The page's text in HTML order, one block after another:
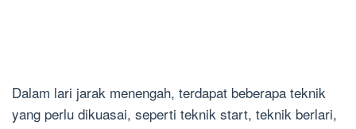
Dalam lari jarak menengah, terdapat beberapa teknik
yang perlu dikuasai, seperti teknik start, teknik berlari,